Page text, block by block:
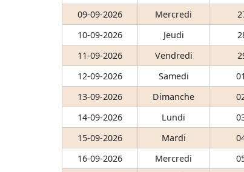
09-09-2026
Mercredi
10-09-2026
Jeudi
11-09-2026
Vendredi
12-09-2026
Samedi
13-09-2026
Dimanche
14-09-2026
Lundi
15-09-2026
Mardi
16-09-2026
Mercredi